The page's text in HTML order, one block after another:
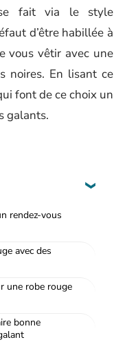
se fait via le style
d’être habillée à
vous vêtir avec une
noires. En lisant ce
font de ce choix un
galants.
rendez-vous
avec des
une robe rouge
bonne